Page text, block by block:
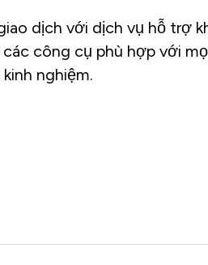
dịch với dịch vụ hỗ trợ
công cụ phù hợp với
nghiệm.